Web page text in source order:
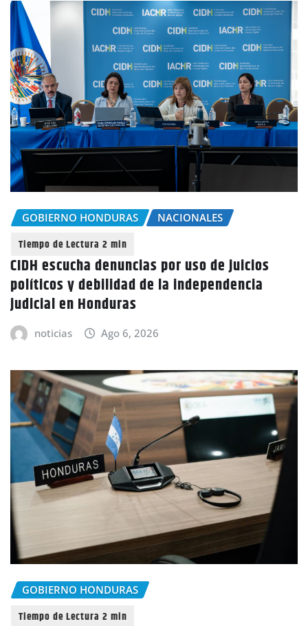
GOBIERNO HONDURAS NACIONALES
CIDH escucha denuncias por uso de juicios
políticos y debilidad de la independencia
judicial en Honduras
noticias Ago 6, 2026
GOBIERNO HONDURAS